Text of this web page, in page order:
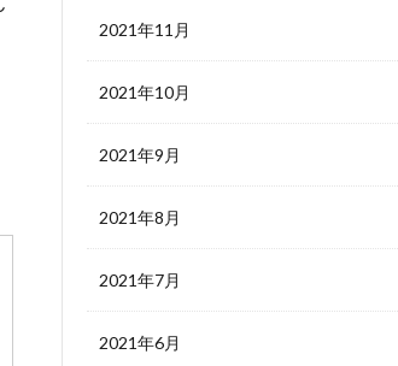
2021年11月
2021年10月
2021年9月
2021年8月
2021年7月
2021年6月